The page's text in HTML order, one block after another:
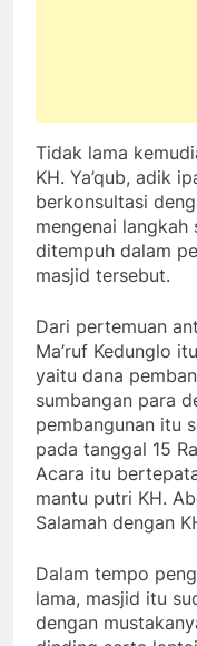
Tidak lama
KH. Ya’qub, adik
berkonsultasi
mengenai langkah
ditempuh dalam
masjid tersebut.
Dari pertemuan
Ma’ruf Kedunglo
yaitu dana
sumbangan para
pembangunan itu
pada tanggal 15
Acara itu
mantu putri KH.
Salamah dengan
Dalam tempo
lama, masjid itu
dengan